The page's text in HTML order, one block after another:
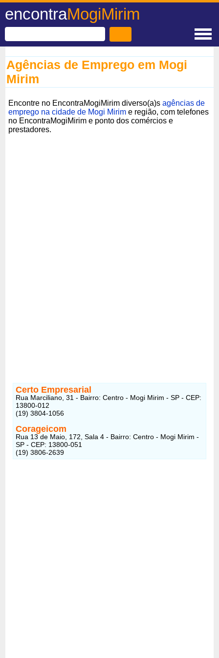
encontraMogiMirim
Agências de Emprego em Mogi
Mirim
Encontre no EncontraMogiMirim diverso(a)sagências de
emprego na cidade de Mogi Mirim e região, com telefones
no EncontraMogiMirim e ponto dos comércios e
prestadores.
Certo Empresarial
Rua Marciliano, 31 - Bairro: Centro - Mogi Mirim - SP - CEP:
13800-012
(19) 3804-1056
Corageicom
Rua 13 de Maio, 172, Sala 4 - Bairro: Centro - Mogi Mirim -
SP - CEP: 13800-051
(19) 3806-2639